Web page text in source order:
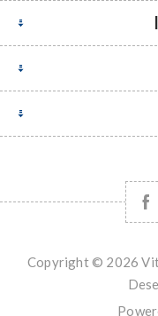
Copyright © 2026